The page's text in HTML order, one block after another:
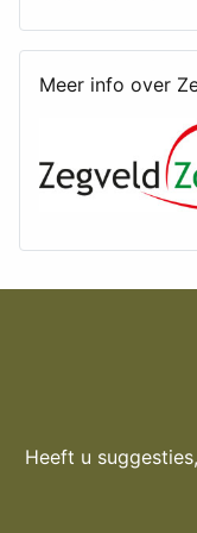
Meer info over
Heeft u